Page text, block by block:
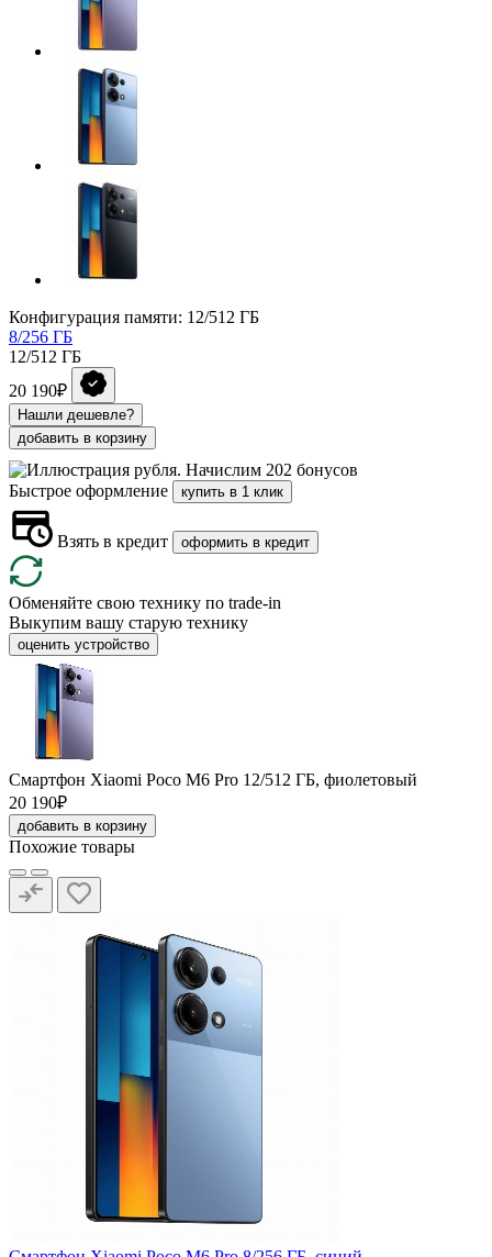
Конфигурация памяти: 12/512 ГБ
8/256 ГБ
12/512 ГБ
20 190₽
Нашли дешевле?
добавить в корзину
Начислим 202 бонусов
Быстрое оформление
купить в 1 клик
Взять в кредит оформить в кредит
Обменяйте свою технику по trade-in
Выкупим вашу старую технику
оценить устройство
Смартфон Xiaomi Poco M6 Pro 12/512 ГБ, фиолетовый
20 190₽
добавить в корзину
Похожие товары